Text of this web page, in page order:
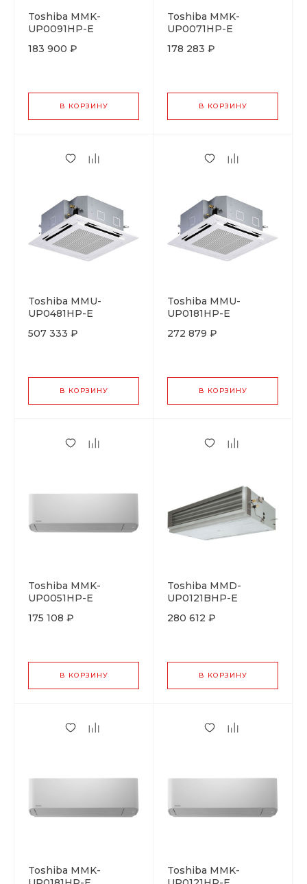
Toshiba MMK-
UP0091HP-E
183 900 ₽
В КОРЗИНУ
Toshiba MMK-
UP0071HP-E
178 283 ₽
В КОРЗИНУ
Toshiba MMU-
UP0481HP-E
507 333 ₽
В КОРЗИНУ
Toshiba MMU-
UP0181HP-E
272 879 ₽
В КОРЗИНУ
Toshiba MMK-
UP0051HP-E
175 108 ₽
В КОРЗИНУ
Toshiba MMD-
UP0121BHP-E
280 612 ₽
В КОРЗИНУ
Toshiba MMK-
Toshiba MMK-